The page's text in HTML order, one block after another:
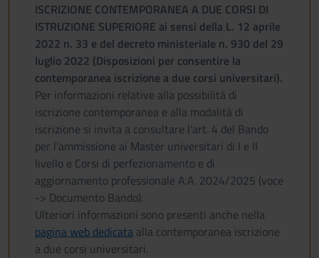
ISCRIZIONE CONTEMPORANEA A DUE CORSI DI
ISTRUZIONE SUPERIORE ai sensi della L. 12 aprile
2022 n. 33 e del decreto ministeriale n. 930 del 29
luglio 2022 (Disposizioni per consentire la
contemporanea iscrizione a due corsi universitari).
Per informazioni relative alla possibilità di
iscrizione contemporanea e alla modalità di
iscrizione si invita a consultare l'art. 4 del Bando
per l'ammissione ai Master universitari di I e II
livello e Corsi di perfezionamento e di
aggiornamento professionale A.A. 2024/2025 (voce
-> Documento Bando).
Ulteriori informazioni sono presenti anche nella
pagina web dedicataalla contemporanea iscrizione
a due corsi universitari.